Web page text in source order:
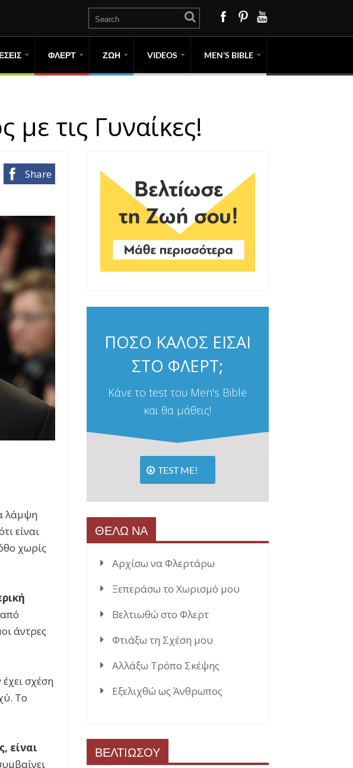
ΦΛΕΡΤ ΖΩΗ VIDEOS MEN’S BIBLE
με τις Γυναίκες!
Share
λάμψη
είναι
χωρίς
άντρες
σχέση
Το
είναι
ΠΟΣΟ ΚΑΛΟΣ ΕΙΣΑΙ
ΣΤΟ ΦΛΕΡΤ;
Κάνε το test του Men's Bible
και θα μάθεις!
TEST ME!
ΘΕΛΩ ΝΑ
Αρχίσω να Φλερτάρω
Ξεπεράσω το Χωρισμό μου
Βελτιωθώ στο Φλερτ
Φτιάξω τη Σχέση μου
Αλλάξω Τρόπο Σκέψης
Εξελιχθώ ως Άνθρωπος
ΒΕΛΤΙΩΣΟΥ